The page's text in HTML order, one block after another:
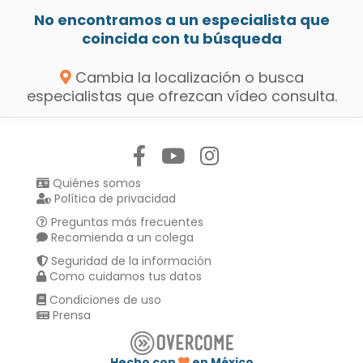
No encontramos a un especialista que
coincida con tu búsqueda
Cambia la localización o busca
especialistas que ofrezcan vídeo consulta.
Quiénes somos
Política de privacidad
Preguntas más frecuentes
Recomienda a un colega
Seguridad de la información
Como cuidamos tus datos
Condiciones de uso
Prensa